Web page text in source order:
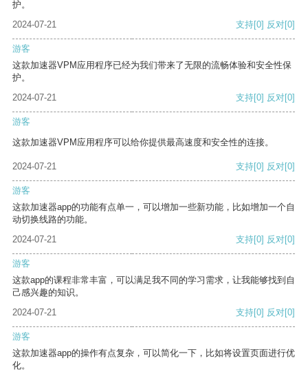
护。
2024-07-21
支持[0] 反对[0]
游客
这款加速器VPM应用程序已经为我们带来了无限的流畅体验和安全性保
护。
2024-07-21
支持[0] 反对[0]
游客
这款加速器VPM应用程序可以给你提供最高速度和安全性的连接。
2024-07-21 支持[0] 反对[0]
游客
这款加速器app的功能有点单一，可以增加一些新功能，比如增加一个自
动切换线路的功能。
2024-07-21
支持[0] 反对[0]
游客
这款app的课程非常丰富，可以满足我不同的学习需求，让我能够找到自
己感兴趣的知识。
2024-07-21
支持[0] 反对[0]
游客
这款加速器app的操作有点复杂，可以简化一下，比如将设置页面进行优
化。